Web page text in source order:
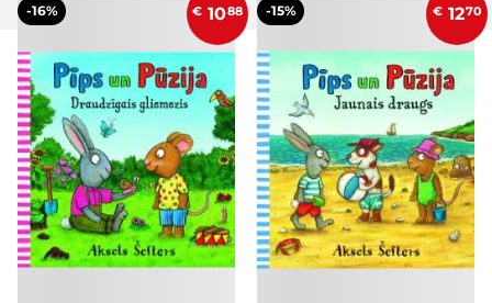
-16% € 1088 -15% € 1270